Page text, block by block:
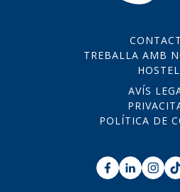
TREBALLA AMB
HOSTEL
AVÍS
POLÍTICA DE